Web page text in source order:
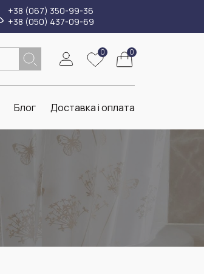
+38 (067) 350-99-36
+38 (050) 437-09-69
0 0
Блог Доставка і оплата